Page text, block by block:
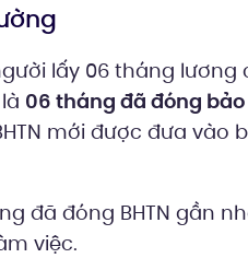
lấy 06 tháng
06 tháng đã đóng
mới được đưa vào
đã đóng BHTN gần
việc.